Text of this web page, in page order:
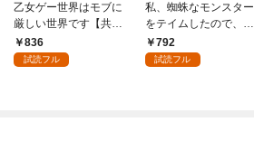
乙女ゲー世界はモブに
厳しい世界です【共和
国編】 ０１
836
試読フル
私、蜘蛛なモンスター
をテイムしたので、ス
パイダーシルクで裁縫
を頑張ります！ 1
792
試読フル